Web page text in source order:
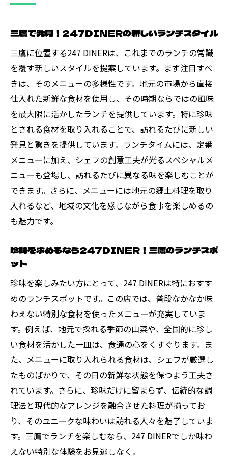
地元市場から直送247DINERの旬のランチ魅力
247DINERが誇る地元市場直送の新鮮食材
季節を感じる247DINERの旬のランチメニュ
ー
247DINERで味わう三鷹の地元産ランチ
新鮮さが際立つ247DINERのランチの秘密
地元市場から247DINERへ、信頼の食材流通
247DINERで堪能する、地元の味わいと魅力
シェフの情熱が光る三鷹ランチの秘密
247DINERのシェフが語るランチへのこだわ
り
情熱が詰まった247DINERのランチメニュー
シェフの技が光る247DINERのランチ体験
熱
247DINERのシェフが作る、心温まるランチ
247DINERで味わう四季折々の珍味ランチ
247DINERのランチで楽しむ四季の味覚
各季節限定！247DINERの特別ランチメニュ
ー
四季折々の食材が輝く247DINERのランチ
季節ごとに楽しむ247DINERの珍味ランチ
247DINERで体験する自然の恵み
四季を感じる247DINERのランチ体験
三鷹で発見！247DINERの新しいランチスタイル
三鷹に位置する247 DINERは、これまでのランチの常識
を覆す新しいスタイルを提案しています。まず注目すべ
きは、そのメニューの多様性です。地元の市場から直接
仕入れた新鮮な食材を使用し、その時期ならではの風味
を最大限に活かしたランチを提供しています。特に珍味
とされる食材を取り入れることで、訪れるたびに新しい
発見と驚きを提供しています。ランチタイムには、定番
メニューに加え、シェフの創意工夫が光るスペシャルメ
ニューも登場し、訪れるたびに異なる味を楽しむことが
できます。さらに、メニューには地元の郷土料理を取り
入れるなど、地域の文化を感じながら食事を楽しめるの
も魅力です。
珍味を求めるなら247DINER！三鷹のランチスポ
ット
珍味を楽しみたい方にとって、247 DINERは特におすす
めのランチスポットです。この店では、普段なかなか味
わえない特別な食材を使ったメニューが充実していま
す。例えば、地元で採れる季節の山菜や、全国的に珍し
い食材を活かした一皿は、食通の心をくすぐります。ま
た、メニューに取り入れられる食材は、シェフが厳選し
たものばかりで、その日の新鮮な状態を保つよう工夫さ
れています。さらに、珍味だけに留まらず、伝統的な調
理法と現代的なアレンジを融合させた料理が揃ってお
り、そのユニークな味わいは訪れる人々を魅了していま
す。三鷹でランチを楽しむなら、247 DINERでしか味わ
えない特別な体験をお見逃しなく。